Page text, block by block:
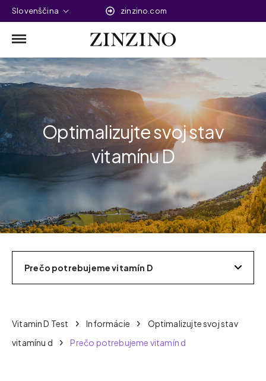
Slovenščina zinzino.com
Optimalizujte svoj stav
vitamínu D
Prečo potrebujeme vitamín D
Vitamin D Test Informácie
Optimalizujte svoj stav
vitamínu d
Prečo potrebujeme vitamín d